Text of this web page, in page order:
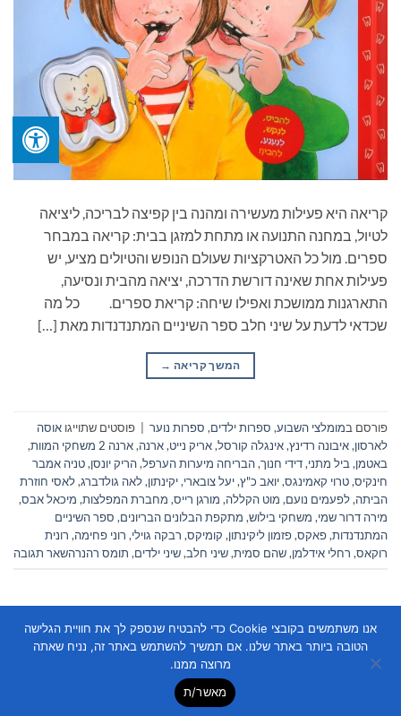
קריאה היא פעילות מעשירה ומהנה בין קפיצה לבריכה, ליציאה
לטיול, במחנה התנועה או מתחת למזגן בבית: קריאה במבחר
ספרים. מול כל האטרקציות שעולם הנופש והטיולים מציע, יש
פעילות אחת שאינה דורשת הדרכה, יציאה מהבית ונסיעה,
התארגנות ממושכת ואפילו שיחה: קריאת ספרים. כל מה
שכדאי לדעת על שיני חלב ספר השיניים המתנדנדות מאת […]
המשך קריאה →
פורסם במומלצי השבוע, ספרות ילדים, ספרות נוער | פוסטים שתוייגו אוסה
לארסון,איבונה רדינץ,אינגלה קורסל,אריק נייט,ארנה,ארנה 2 משחקי המוות
,
באטמן, ביל מתני,דידי חנוך,הבריחה מיערות הערפל,הריק יונסן,טניה אמבר
חינקיס,טרוי קאמינגס,יואב כ"ץ,יעל צובארי,יקינתון,לאה גולדברג,לאסי חוזרת
הביתה,לפעמים נועם, מוט הקללה, מורגן רייס, מחברת המפלצות, מיכאל אבס,
מירה דרור שמי, משחקי בילוש, מתקפת הבלונים הבריונים, ספר השיניים
המתנדנדות,פאקס,פזמון ליקינתון, קומיקס, רבקה גוילי, רוני פחימה, רונית
רוקאס, רחלי אידלמן,שהם סמית,שיני חלב,שיני ילדים, תומס רהנרהשאר תגובה
Copyright 2026 ©Flatsome Theme
אנו משתמשים בקובצי Cookie כדי להבטיח שנספק לך את חוויית הגלישה
הטובה ביותר באתר שלנו. אם תמשיך להשתמש באתר זה, נניח שאתה
מרוצה ממנו.
מאשר/ת